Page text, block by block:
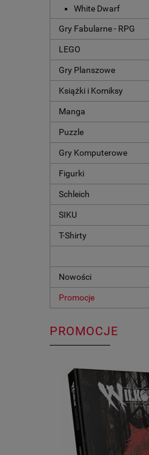
White Dwarf
Gry Fabularne - RPG
LEGO
Gry Planszowe
Książki i Komiksy
Manga
Puzzle
Gry Komputerowe
Figurki
Schleich
SIKU
T-Shirty
Nowości
Promocje
PROMOCJE